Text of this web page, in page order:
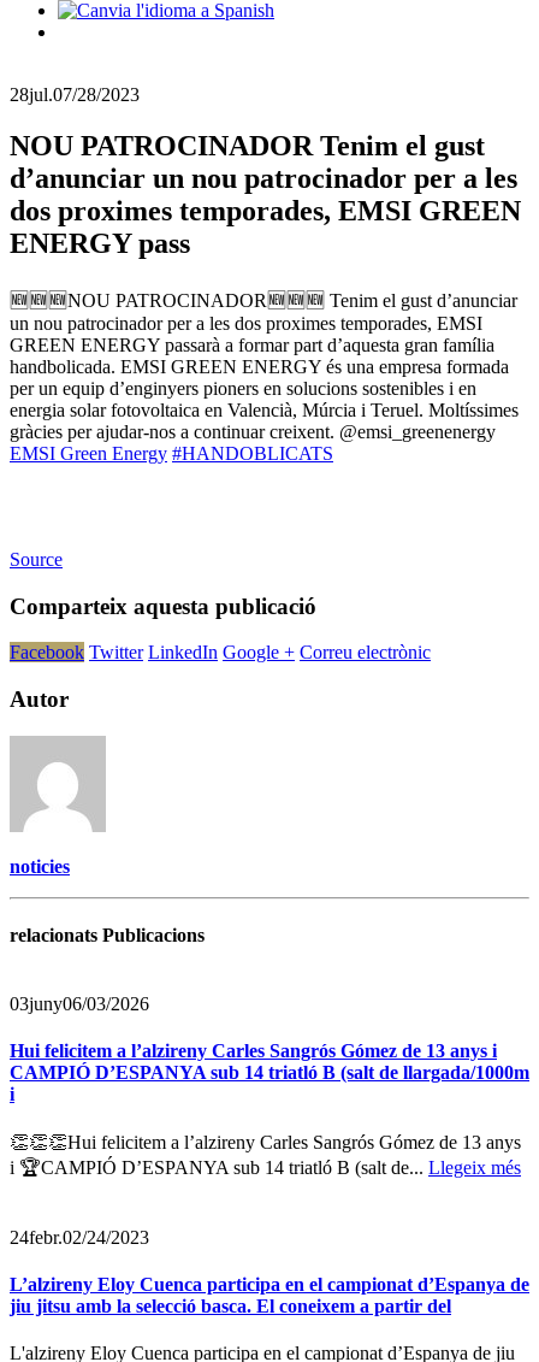
28jul.07/28/2023
NOU PATROCINADOR Tenim el gust
d’anunciar un nou patrocinador per a les
dos proximes temporades, EMSI GREEN
ENERGY pass
🆕🆕🆕NOU PATROCINADOR🆕🆕🆕 Tenim el gust d’anunciar
un nou patrocinador per a les dos proximes temporades, EMSI
GREEN ENERGY passarà a formar part d’aquesta gran família
handbolicada. EMSI GREEN ENERGY és una empresa formada
per un equip d’enginyers pioners en solucions sostenibles i en
energia solar fotovoltaica en Valencià, Múrcia i Teruel. Moltíssimes
gràcies per ajudar-nos a continuar creixent. @emsi_greenenergy
EMSI Green Energy #HANDOBLICATS
Source
Comparteix aquesta publicació
Facebook Twitter LinkedIn Google + Correu electrònic
Autor
noticies
relacionats Publicacions
03juny06/03/2026
Hui felicitem a l’alzireny Carles Sangrós Gómez de 13 anys i
CAMPIÓ D’ESPANYA sub 14 triatló B (salt de llargada/1000m
i
👏👏👏Hui felicitem a l’alzireny Carles Sangrós Gómez de 13 anys
i 🏆CAMPIÓ D’ESPANYA sub 14 triatló B (salt de... Llegeix més
24febr.02/24/2023
L’alzireny Eloy Cuenca participa en el campionat d’Espanya de
jiu jitsu amb la selecció basca. El coneixem a partir del
L'alzireny Eloy Cuenca participa en el campionat d’Espanya de jiu